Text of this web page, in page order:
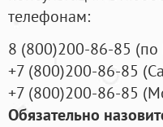
телефонам:
8 (800)200-86-85 (по
+7 (800)200-86-85 (
+7 (800)200-86-85 (
Обязательно